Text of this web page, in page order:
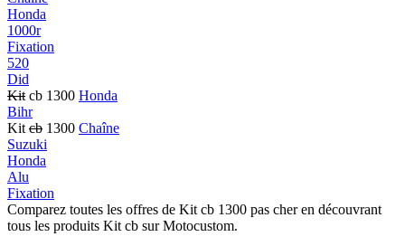
Honda
1000r
Fixation
520
Did
Kit cb 1300 Honda
Bihr
Kit cb 1300 Chaîne
Suzuki
Honda
Alu
Fixation
Comparez toutes les offres de Kit cb 1300 pas cher en découvrant
tous les produits Kit cb sur Motocustom.